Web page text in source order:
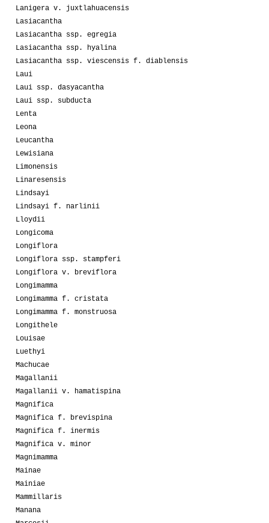
Lanigera v. juxtlahuacensis
Lasiacantha
Lasiacantha ssp. egregia
Lasiacantha ssp. hyalina
Lasiacantha ssp. viescensis f. diablensis
Laui
Laui ssp. dasyacantha
Laui ssp. subducta
Lenta
Leona
Leucantha
Lewisiana
Limonensis
Linaresensis
Lindsayi
Lindsayi f. narlinii
Lloydii
Longicoma
Longiflora
Longiflora ssp. stampferi
Longiflora v. breviflora
Longimamma
Longimamma f. cristata
Longimamma f. monstruosa
Longithele
Louisae
Luethyi
Machucae
Magallanii
Magallanii v. hamatispina
Magnifica
Magnifica f. brevispina
Magnifica f. inermis
Magnifica v. minor
Magnimamma
Mainae
Mainiae
Mammillaris
Manana